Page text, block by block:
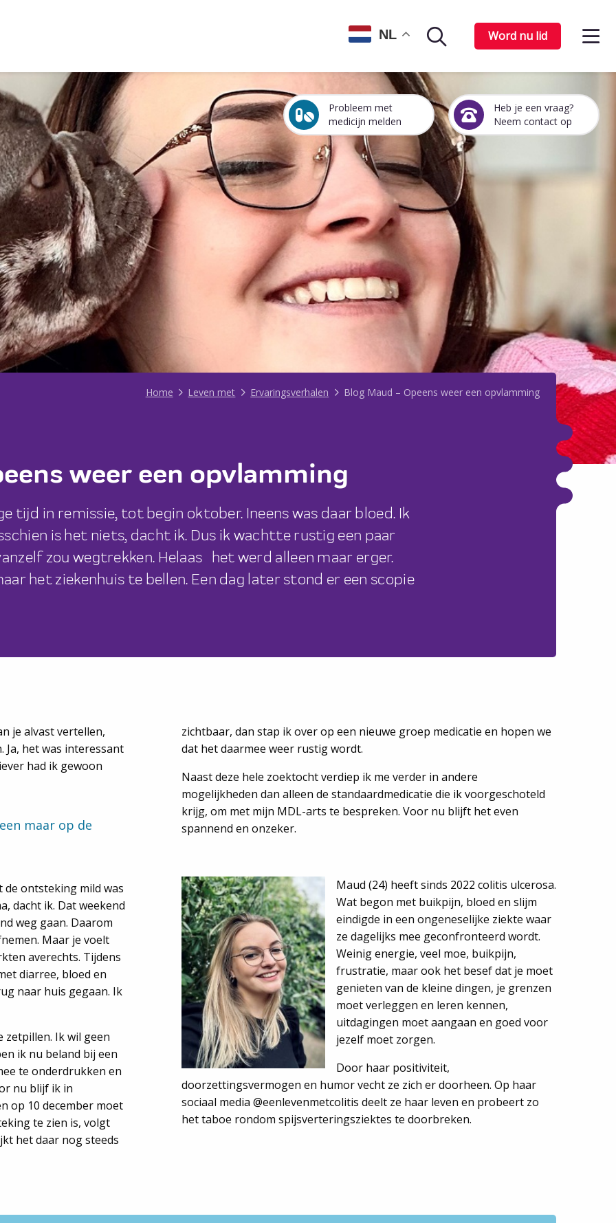
Over Crohn en colitis (IBD)
Leven met
Activiteiten & Contact
Help mee
Over ons
Voor professionals
Word nu lid
Zoekpagina
NL
Probleem met
medicijn melden
medicijn
probleem
melden
Heb je een vraag?
Neem contact op
je
Neem
Home Leven met Ervaringsverhalen Blog Maud – Opeens weer een opvlamming
weer een opvlamming
tijd in remissie, tot begin oktober. Ineens was daar bloed. Ik
is het niets, dacht ik. Dus ik wachtte rustig een paar
zou wegtrekken. Helaas…het werd alleen maar erger.
het ziekenhuis te bellen. Een dag later stond er een scopie
je alvast vertellen,
Ja, het was interessant
had ik gewoon
maar op de
ontsteking mild was
, dacht ik. Dat weekend
weg gaan. Daarom
Maar je voelt
averechts. Tijdens
diarree, bloed en
naar huis gegaan. Ik
zetpillen. Ik wil geen
ik nu beland bij een
te onderdrukken en
nu blijf ik in
op 10 december moet
te zien is, volgt
het daar nog steeds
zichtbaar, dan stap ik over op een nieuwe groep medicatie en hopen we
dat het daarmee weer rustig wordt.
Naast deze hele zoektocht verdiep ik me verder in andere
mogelijkheden dan alleen de standaardmedicatie die ik voorgeschoteld
krijg, om met mijn MDL-arts te bespreken. Voor nu blijft het even
spannend en onzeker.
Maud (24) heeft sinds 2022 colitis ulcerosa.
Wat begon met buikpijn, bloed en slijm
eindigde in een ongeneselijke ziekte waar
ze dagelijks mee geconfronteerd wordt.
Weinig energie, veel moe, buikpijn,
frustratie, maar ook het besef dat je moet
genieten van de kleine dingen, je grenzen
moet verleggen en leren kennen,
uitdagingen moet aangaan en goed voor
jezelf moet zorgen.
Door haar positiviteit,
doorzettingsvermogen en humor vecht ze zich er doorheen. Op haar
sociaal media @eenlevenmetcolitis deelt ze haar leven en probeert zo
het taboe rondom spijsverteringsziektes te doorbreken.